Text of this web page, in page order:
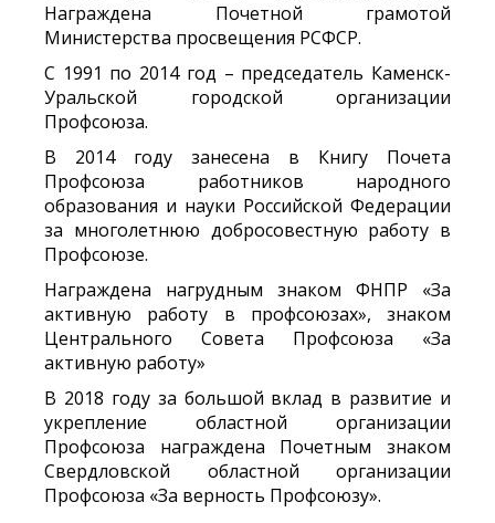
Награждена Почетной грамотой
Министерства просвещения РСФСР.
С 1991 по 2014 год – председатель Каменск-
Уральской городской организации
Профсоюза.
В 2014 году занесена в Книгу Почета
Профсоюза работников народного
образования и науки Российской Федерации
за многолетнюю добросовестную работу в
Профсоюзе.
Награждена нагрудным знаком ФНПР «За
активную работу в профсоюзах», знаком
Центрального Совета Профсоюза «За
активную работу»
В 2018 году за большой вклад в развитие и
укрепление областной организации
Профсоюза награждена Почетным знаком
Свердловской областной организации
Профсоюза «За верность Профсоюзу».